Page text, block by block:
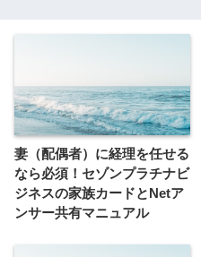
妻（配偶者）に経理を任せる
なら必須！セゾンプラチナビ
ジネスの家族カードとNetア
ンサー共有マニュアル